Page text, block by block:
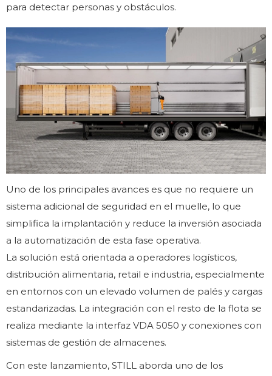
para detectar personas y obstáculos.
Uno de los principales avances es que no requiere un
sistema adicional de seguridad en el muelle, lo que
simplifica la implantación y reduce la inversión asociada
a la automatización de esta fase operativa.
La solución está orientada a operadores logísticos,
distribución alimentaria, retail e industria, especialmente
en entornos con un elevado volumen de palés y cargas
estandarizadas. La integración con el resto de la flota se
realiza mediante la interfaz VDA 5050 y conexiones con
sistemas de gestión de almacenes.
Con este lanzamiento, STILL aborda uno de los